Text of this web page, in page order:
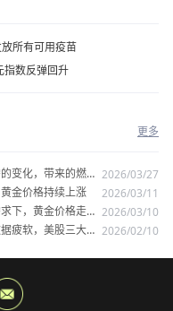
所有可用疫苗
指数反弹回升
更多
变化，带来的燃料 2026/03/27
金价格持续上涨
2026/03/11
下，黄金价格走势 2026/03/10
疲软，美股三大指 2026/02/10